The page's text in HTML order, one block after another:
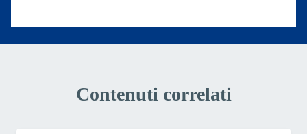
Contenuti correlati